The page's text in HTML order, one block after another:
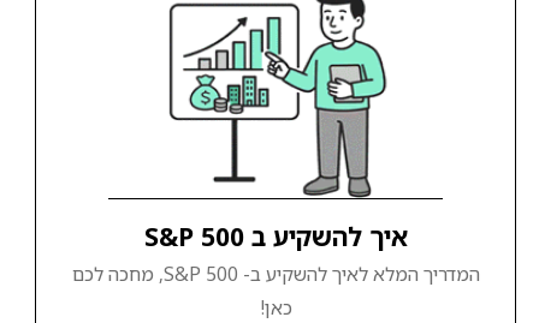
איך להשקיע ב S&P 500
המדריך המלא לאיך להשקיע ב- S&P 500, מחכה לכם
כאן!